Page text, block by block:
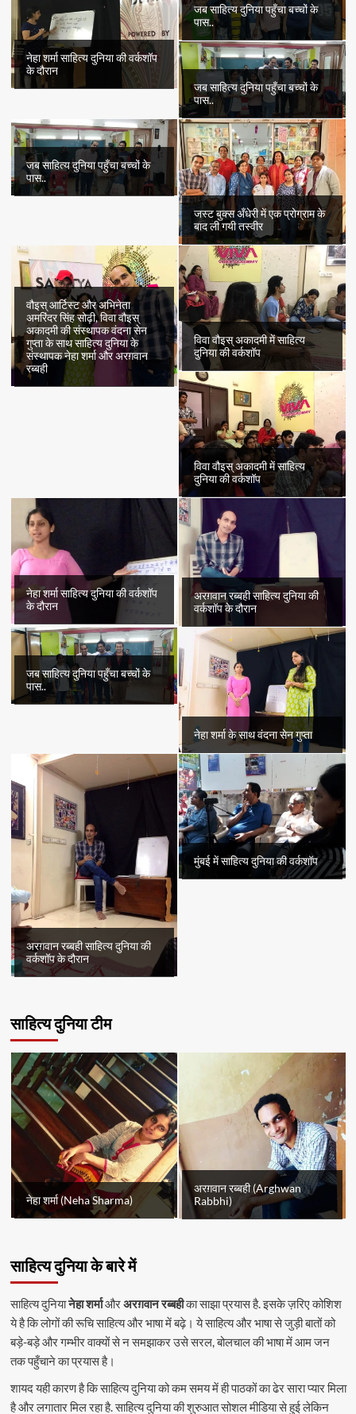
नेहा शर्मा साहित्य दुनिया की वर्कशॉप
के दौरान
जब साहित्य दुनिया पहुँचा बच्चों के
पास..
जब साहित्य दुनिया पहुँचा बच्चों के
पास..
जब साहित्य दुनिया पहुँचा बच्चों के
पास..
जस्ट बुक्स अँधेरी में एक प्रोग्राम के
बाद ली गयी तस्वीर
वौइस् आर्टिस्ट और अभिनेता
अमरिंदर सिंह सोढ़ी, विवा वौइस्
अकादमी की संस्थापक वंदना सेन
गुप्ता के साथ साहित्य दुनिया के
संस्थापक नेहा शर्मा और अरग़वान
रब्बही
विवा वौइस् अकादमी में साहित्य
दुनिया की वर्कशॉप
विवा वौइस् अकादमी में साहित्य
दुनिया की वर्कशॉप
नेहा शर्मा साहित्य दुनिया की वर्कशॉप
के दौरान
अरग़वान रब्बही साहित्य दुनिया की
वर्कशॉप के दौरान
जब साहित्य दुनिया पहुँचा बच्चों के
पास..
नेहा शर्मा के साथ वंदना सेन गुप्ता
अरग़वान रब्बही साहित्य दुनिया की
वर्कशॉप के दौरान
मुंबई में साहित्य दुनिया की वर्कशॉप
साहित्य दुनिया टीम
नेहा शर्मा (Neha Sharma)
अरग़वान रब्बही (Arghwan
Rabbhi)
साहित्य दुनिया के बारे में
साहित्य दुनियानेहा शर्माऔरअरग़वान रब्बहीका साझा प्रयास है. इसके ज़रिए कोशिश
ये है कि लोगों की रूचि साहित्य और भाषा में बढ़े। ये साहित्य और भाषा से जुड़ी बातों को
बड़े-बड़े और गम्भीर वाक्यों से न समझाकर उसे सरल, बोलचाल की भाषा में आम जन
तक पहुँचाने का प्रयास है।
शायद यही कारण है कि साहित्य दुनिया को कम समय में ही पाठकों का ढेर सारा प्यार मिला
है और लगातार मिल रहा है. साहित्य दुनिया की शुरुआत सोशल मीडिया से हुई लेकिन